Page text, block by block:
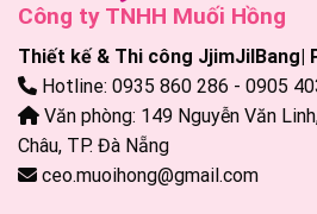
Công ty TNHH Muối Hồng
Thiết kế & Thi công JjimJilBang|
Hotline: 0935 860 286 - 0905
Văn phòng: 149 Nguyễn Văn
Châu, TP. Đà Nẵng
ceo.muoihong@gmail.com